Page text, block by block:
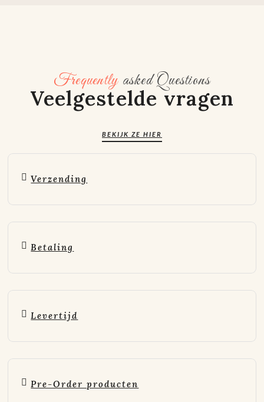
Frequently asked Questions
Veelgestelde vragen
BEKIJK ZE HIER
Verzending
Betaling
Levertijd
Pre-Order producten